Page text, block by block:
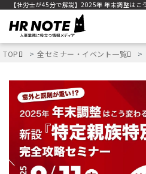
TOP 全セミナー・イベント一覧